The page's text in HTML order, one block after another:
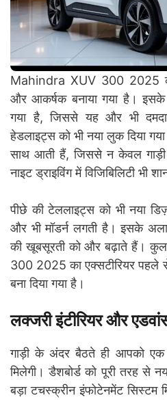
Mahindra XUV 300 2025
और आकर्षक बनाया गया है।
गया है, जिससे यह और भी
हेडलाइट्स को भी नया लुक दिया
साथ आती हैं, जिससे न केवल
नाइट ड्राइविंग में विजिबिलिटी भी
पीछे की टेललाइट्स को भी नया
और भी मॉडर्न लगती है। इसके
की खूबसूरती को और बढ़ाते हैं।
300 2025 का एक्सटीरियर पहले
बना दिया गया है।
लक्जरी इंटीरियर और
गाड़ी के अंदर बैठते ही आपको एक
मिलेगी। डैशबोर्ड को पूरी तरह से
बड़ा टचस्क्रीन इंफोटेनमेंट सिस्टम